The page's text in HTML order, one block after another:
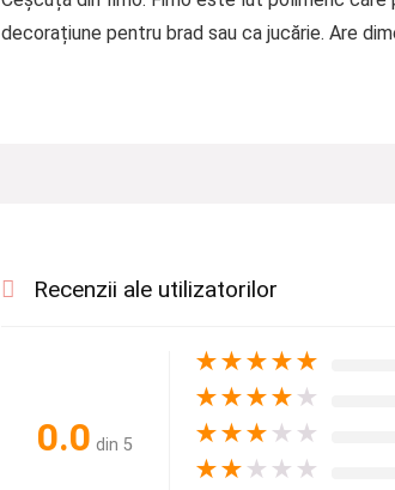
decorațiune pentru brad sau ca jucărie. Are
Recenzii ale utilizatorilor
0.0 din 5
★★★★★
★★★★ ★
★★★ ★ ★
★★ ★ ★ ★